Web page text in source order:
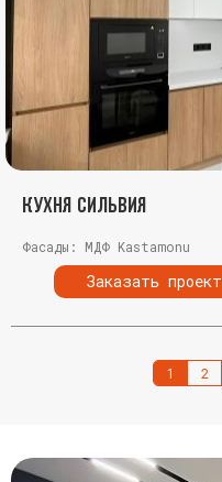
Кухня Сильвия
Фасады: МДФ Kastamonu
Заказать проект
1 2